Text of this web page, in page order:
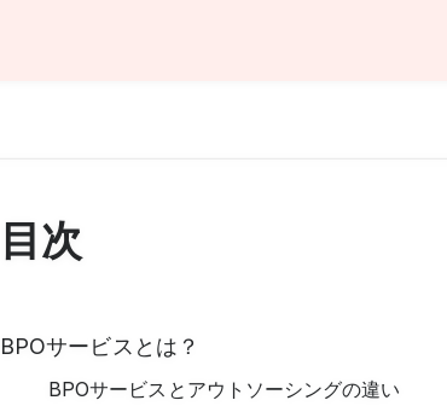
目次
BPOサービスとは？
BPOサービスとアウトソーシングの違い